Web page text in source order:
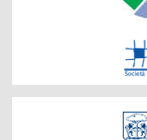
Fondazione